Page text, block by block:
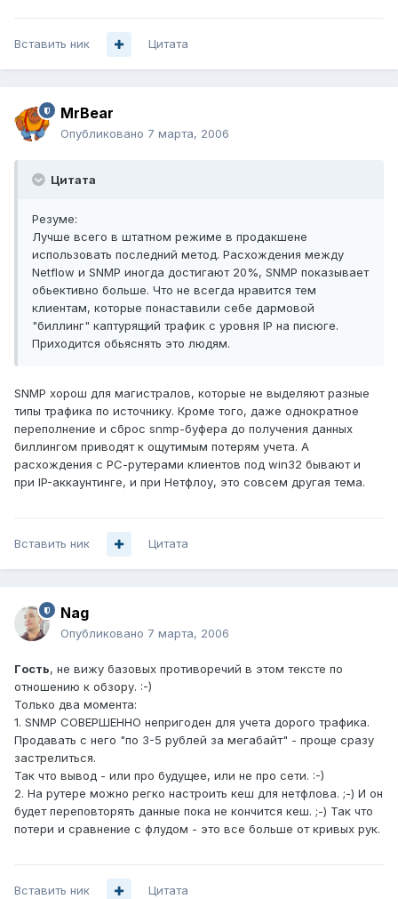
Вставить ник Цитата
MrBear
Опубликовано 7 марта, 2006
Цитата
Резуме:
Лучше всего в штатном режиме в продакшене
использовать последний метод. Расхождения между
Netflow и SNMP иногда достигают 20%, SNMP показывает
обьективно больше. Что не всегда нравится тем
клиентам, которые понаставили себе дармовой
"биллинг" каптурящий трафик с уровня IP на писюге.
Приходится обьяснять это людям.
SNMP хорош для магистралов, которые не выделяют разные
типы трафика по источнику. Кроме того, даже однократное
переполнение и сброс snmp-буфера до получения данных
биллингом приводят к ощутимым потерям учета. А
расхождения с РС-рутерами клиентов под win32 бывают и
при IP-аккаунтинге, и при Нетфлоу, это совсем другая тема.
Вставить ник Цитата
Nag
Опубликовано 7 марта, 2006
Гoсть, не вижу базовых противоречий в этом тексте по
отношению к обзору. :-)
Только два момента:
1. SNMP СОВЕРШЕННО непригоден для учета дорого трафика.
Продавать с него "по 3-5 рублей за мегабайт" - проще сразу
застрелиться.
Так что вывод - или про будущее, или не про сети. :-)
2. На рутере можно регко настроить кеш для нетфлова. ;-) И он
будет переповторять данные пока не кончится кеш. ;-) Так что
потери и сравнение с флудом - это все больше от кривых рук.
Вставить ник Цитата